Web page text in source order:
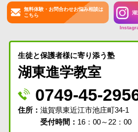
無料体験・お問合わせお悩み相談は
こちら
湖
生徒と保護者様に寄り添う塾
湖東進学教室
0749-45-
住所
滋賀県東近江市池庄町34-1
受付時間： 16：00～22：00